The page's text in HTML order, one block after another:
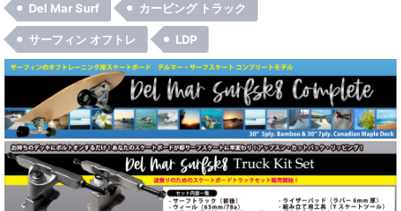
Del Mar Surf カービング トラック
サーフィン オフトレ LDP